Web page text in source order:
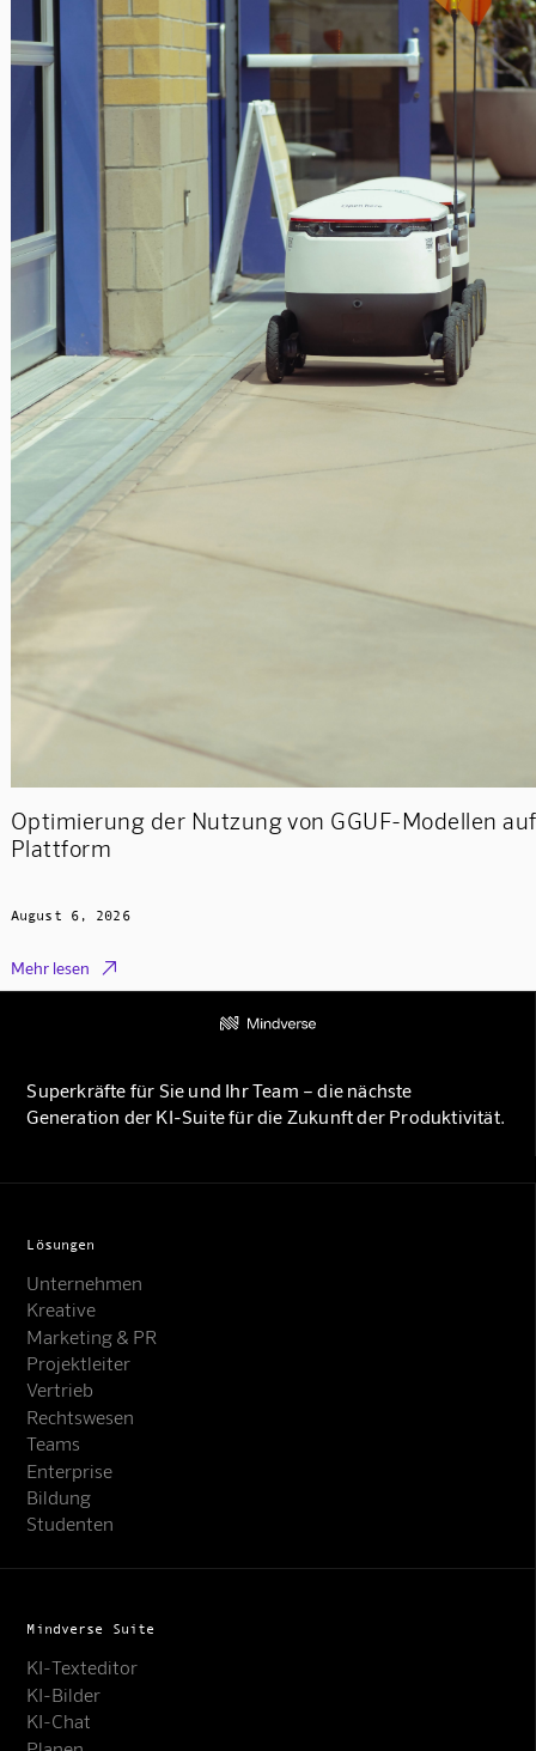
Optimierung der Nutzung von GGUF-Modellen
Plattform
August 6, 2026
Mehr lesen 
Superkräfte für Sie und Ihr Team – die nächste
Generation der KI-Suite für die Zukunft der Produktivität.
Lösungen
Unternehmen
Kreative
Marketing & PR
Projektleiter
Vertrieb
Rechtswesen
Teams
Enterprise
Bildung
Studenten
Mindverse Suite
KI-Texteditor
KI-Bilder
KI-Chat